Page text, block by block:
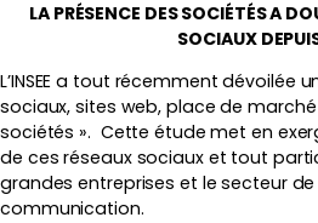
LA PRÉSENCE DES SOCIÉTÉS A
SOCIAUX
L’INSEE a tout récemment dévoilée
sociaux, sites web, place de
sociétés ». Cette étude met en
de ces réseaux sociaux et tout
grandes entreprises et le secteur
communication.